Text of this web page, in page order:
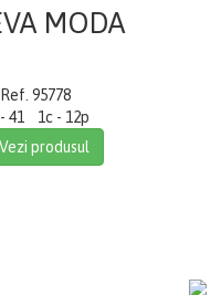
MODA
Ref. 95778
41 1c - 12p
produsul